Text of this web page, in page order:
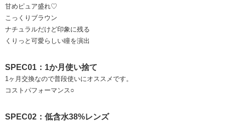
甘めピュア盛れ♡
こっくりブラウン
ナチュラルだけど印象に残る
くりっと可愛らしい瞳を演出
SPEC01：1か月使い捨て
1ヶ月交換なので普段使いにオススメです。
コストパフォーマンス○
SPEC02：低含水38%レンズ